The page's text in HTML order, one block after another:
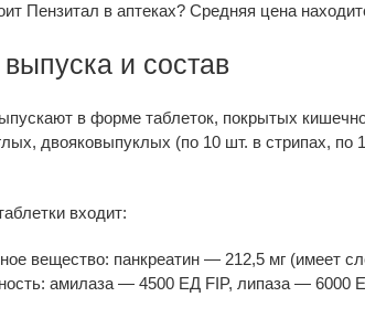
Пензитал в аптеках? Средняя цена
и состав
в форме таблеток, покрытых
двояковыпуклых (по 10 шт. в стрипах, по
входит:
вещество: панкреатин — 212,5 мг (имеет
амилаза — 4500 ЕД FIP, липаза — 6000